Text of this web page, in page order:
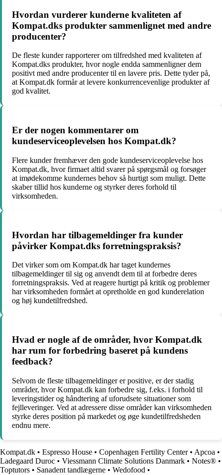
Hvordan vurderer kunderne kvaliteten af
Kompat.dks produkter sammenlignet med andre
producenter?
De fleste kunder rapporterer om tilfredshed med kvaliteten af
Kompat.dks produkter, hvor nogle endda sammenligner dem
positivt med andre producenter til en lavere pris. Dette tyder på,
at Kompat.dk formår at levere konkurrencevenlige produkter af
god kvalitet.
Er der nogen kommentarer om
kundeserviceoplevelsen hos Kompat.dk?
Flere kunder fremhæver den gode kundeserviceoplevelse hos
Kompat.dk, hvor firmaet altid svarer på spørgsmål og forsøger
at imødekomme kundernes behov så hurtigt som muligt. Dette
skaber tillid hos kunderne og styrker deres forhold til
virksomheden.
Hvordan har tilbagemeldinger fra kunder
påvirker Kompat.dks forretningspraksis?
Det virker som om Kompat.dk har taget kundernes
tilbagemeldinger til sig og anvendt dem til at forbedre deres
forretningspraksis. Ved at reagere hurtigt på kritik og problemer
har virksomheden formået at opretholde en god kunderelation
og høj kundetilfredshed.
Hvad er nogle af de områder, hvor Kompat.dk
har rum for forbedring baseret på kundens
feedback?
Selvom de fleste tilbagemeldinger er positive, er der stadig
områder, hvor Kompat.dk kan forbedre sig, f.eks. i forhold til
leveringstider og håndtering af uforudsete situationer som
fejlleveringer. Ved at adressere disse områder kan virksomheden
styrke deres position på markedet og øge kundetilfredsheden
endnu mere.
Kompat.dk • Espresso House • Copenhagen Fertility Center• Apcoa •
Ladegaard Duroc • Viessmann Climate Solutions Danmark • Notes® •
Toptutors • Sanadent tandlægerne • Wedofood •